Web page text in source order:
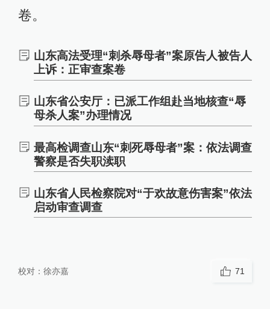
卷。​​
山东高法受理“刺杀辱母者”案原告人被告人
上诉：正审查案卷
山东省公安厅：已派工作组赴当地核查“辱
母杀人案”办理情况
最高检调查山东“刺死辱母者”案：依法调查
警察是否失职渎职
山东省人民检察院对“于欢故意伤害案”依法
启动审查调查
校对： 徐亦嘉 71